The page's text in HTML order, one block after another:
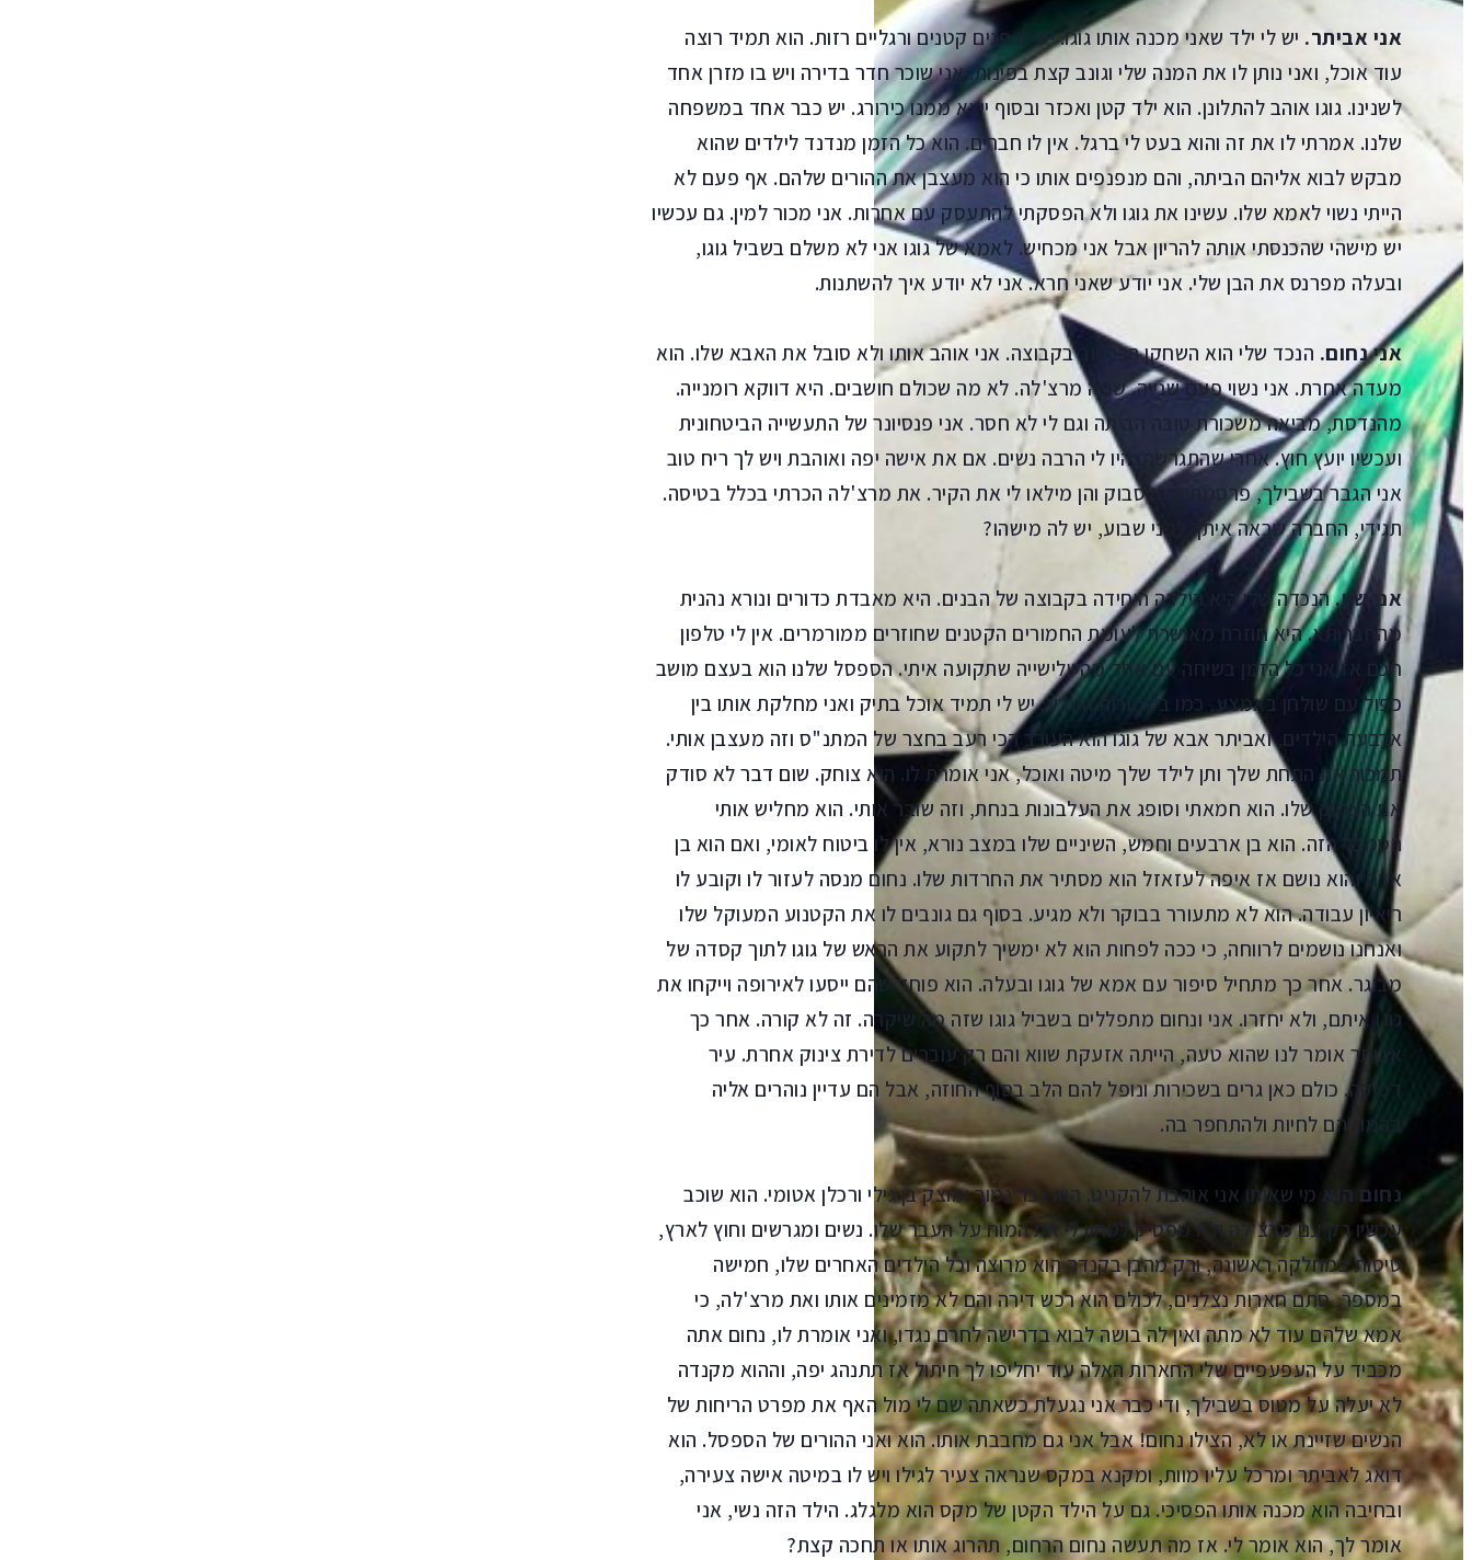
אני אביתר. יש לי ילד שאני מכנה אותו גוֹגוֹ. יש לו פנים קטנים ורגליים רזות. הוא תמיד רוצה
עוד אוכל, ואני נותן לו את המנה שלי וגונב קצת בפינות. אני שוכר חדר בדירה ויש בו מזרן אחד
לשנינו. גוגו אוהב להתלונן. הוא ילד קטן ואכזר ובסוף ייצא ממנו כירורג. יש כבר אחד במשפחה
שלנו. אמרתי לו את זה והוא בעט לי ברגל. אין לו חברים. הוא כל הזמן מנדנד לילדים שהוא
מבקש לבוא אליהם הביתה, והם מנפנפים אותו כי הוא מעצבן את ההורים שלהם. אף פעם לא
הייתי נשוי לאמא שלו. עשינו את גוגו ולא הפסקתי להתעסק עם אחרות. אני מכור למין. גם עכשיו
יש מישהי שהכנסתי אותה להריון אבל אני מכחיש. לאמא של גוגו אני לא משלם בשביל גוגו,
ובעלה מפרנס את הבן שלי. אני יודע שאני חרא. אני לא יודע איך להשתנות.
אני נחום. הנכד שלי הוא השחקן הכי טוב בקבוצה. אני אוהב אותו ולא סובל את האבא שלו. הוא
מעדה אחרת. אני נשוי פעם שנייה. שמה מרצ'לה. לא מה שכולם חושבים. היא דווקא רומנייה.
מהנדסת, מביאה משכורת טובה הביתה וגם לי לא חסר. אני פנסיונר של התעשייה הביטחונית
ועכשיו יועץ חוץ. אחרי שהתגרשתי היו לי הרבה נשים. אם את אישה יפה ואוהבת ויש לך ריח טוב
אני הגבר בשבילך, פרסמתי בפייסבוק והן מילאו לי את הקיר. את מרצ'לה הכרתי בכלל בטיסה.
תגידי, החברה שבאה איתך לפני שבוע, יש לה מישהו?
אני שין.הנכדה שלי היא הילדה היחידה בקבוצה של הבנים. היא מאבדת כדורים ונורא נהנית
מהחברותא. היא חוזרת מאושרת לעומת החמורים הקטנים שחוזרים ממורמרים. אין לי טלפון
חכם אז אני כל הזמן בשיחה עם אחד מהשלישייה שתקועה איתי. הספסל שלנו הוא בעצם מושב
כפול עם שולחן באמצע, כמו בשמורות הטבע. יש לי תמיד אוכל בתיק ואני מחלקת אותו בין
ארבעת הילדים, ואביתר אבא של גוגו הוא העורב הכי רעב בחצר של המתנ"ס וזה מעצבן אותי.
תמכור את התחת שלך ותן לילד שלך מיטה ואוכל, אני אומרת לו. הוא צוחק. שום דבר לא סודק
את הצחוק שלו. הוא חמאתי וסופג את העלבונות בנחת, וזה שובר אותי. הוא מחליש אותי
הטמבל הזה. הוא בן ארבעים וחמש, השיניים שלו במצב נורא, אין לו ביטוח לאומי, ואם הוא בן
אדם והוא נושם אז איפה לעזאזל הוא מסתיר את החרדות שלו. נחום מנסה לעזור לו וקובע לו
ריאיון עבודה. הוא לא מתעורר בבוקר ולא מגיע. בסוף גם גונבים לו את הקטנוע המעוקל שלו
ואנחנו נושמים לרווחה, כי ככה לפחות הוא לא ימשיך לתקוע את הראש של גוגו לתוך קסדה של
מבוגר. אחר כך מתחיל סיפור עם אמא של גוגו ובעלה. הוא פוחד שהם ייסעו לאירופה וייקחו את
גוגו איתם, ולא יחזרו. אני ונחום מתפללים בשביל גוגו שזה מה שיקרה. זה לא קורה. אחר כך
אביתר אומר לנו שהוא טעה, הייתה אזעקת שווא והם רק עוברים לדירת צינוק אחרת. עיר
דפוקה. כולם כאן גרים בשכירות ונופל להם הלב בסוף החוזה, אבל הם עדיין נוהרים אליה
בהמוניהם לחיות ולהתחפר בה.
נחום הוא מי שאותו אני אוהבת להקניט. הוא גבר נמוך ומוצק בן גילי ורכלן אטומי. הוא שוכב
עכשיו רק עם מרצ'לה ולא מפסיק לטחון לי את המוח על העבר שלו. נשים ומגרשים וחוץ לארץ,
טיסות במחלקה ראשונה, ורק מהבן בקנדה הוא מרוצה וכל הילדים האחרים שלו, חמישה
במספר, סתם חארות נצלנים, לכולם הוא רכש דירה והם לא מזמינים אותו ואת מרצ'לה, כי
אמא שלהם עוד לא מתה ואין לה בושה לבוא בדרישה לחרם נגדו, ואני אומרת לו, נחום אתה
מכביד על העפעפיים שלי החארות האלה עוד יחליפו לך חיתול אז תתנהג יפה, וההוא מקנדה
לא יעלה על מטוס בשבילך, ודי כבר אני נגעלת כשאתה שם לי מול האף את מפרט הריחות של
הנשים שזיינת או לא, הצילו נחום! אבל אני גם מחבבת אותו. הוא ואני ההורים של הספסל. הוא
דואג לאביתר ומרכל עליו מוות, ומקנא במקס שנראה צעיר לגילו ויש לו במיטה אישה צעירה,
ובחיבה הוא מכנה אותו הפסיכי. גם על הילד הקטן של מקס הוא מלגלג. הילד הזה נשי, אני
אומר לך, הוא אומר לי. אז מה תעשה נחום הרחום, תהרוג אותו או תחכה קצת?